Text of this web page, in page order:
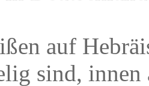
auf
sind,